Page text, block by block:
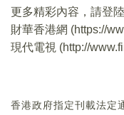
更多精彩內容，請登陸
財華香港網 (https://
現代電視 (http://
香港政府指定刊載法定